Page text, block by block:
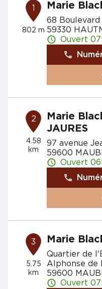
1
802 m
Marie
68 Boulevard
59330
Ouvert
2
4.58
km
Marie
JAURES
97 avenue
59600
Ouvert
3
5.75
km
Marie
Quartier de
Alphonse de
59600
Ouvert